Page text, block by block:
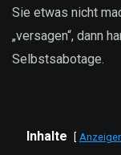
Sie etwas nicht
„versagen“, dann
Selbstsabotage.
Inhalte